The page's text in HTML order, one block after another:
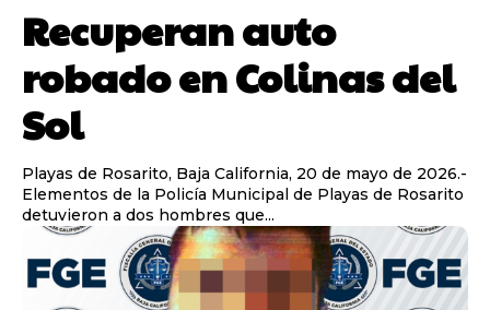
Recuperan auto
robado en Colinas del
Sol
Playas de Rosarito, Baja California, 20 de mayo de 2026.-
Elementos de la Policía Municipal de Playas de Rosarito
detuvieron a dos hombres que...